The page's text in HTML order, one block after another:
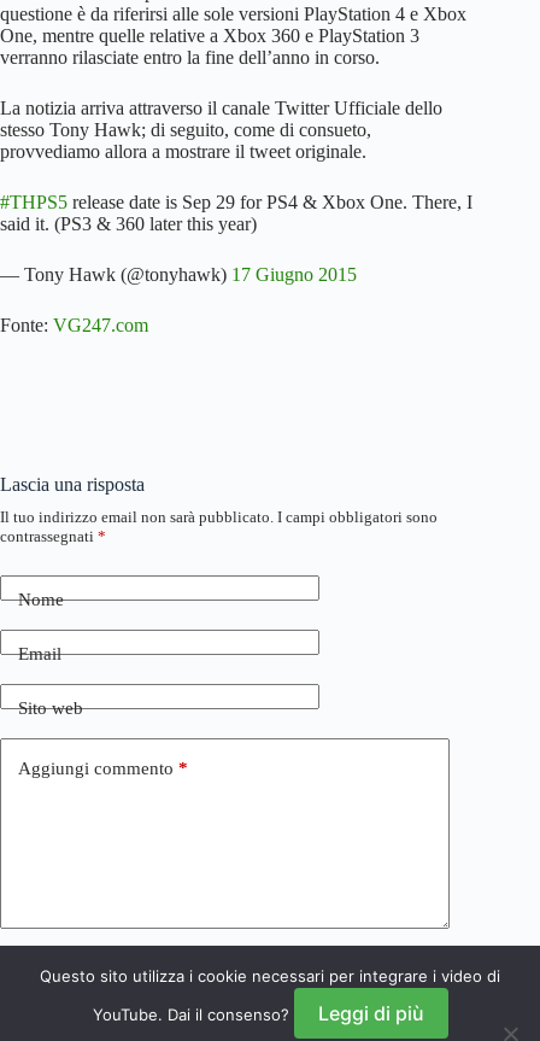
questione è da riferirsi alle sole versioni PlayStation 4 e Xbox
One, mentre quelle relative a Xbox 360 e PlayStation 3
verranno rilasciate entro la fine dell’anno in corso.
La notizia arriva attraverso il canale Twitter Ufficiale dello
stesso Tony Hawk; di seguito, come di consueto,
provvediamo allora a mostrare il tweet originale.
#THPS5 release date is Sep 29 for PS4 & Xbox One. There, I
said it. (PS3 & 360 later this year)
— Tony Hawk (@tonyhawk) 17 Giugno 2015
Fonte: VG247.com
Lascia una risposta
Il tuo indirizzo email non sarà pubblicato. I campi obbligatori sono
contrassegnati *
Nome
Email
Sito web
Aggiungi commento *
Invia commento
Questo sito utilizza i cookie necessari per integrare i video di
YouTube. Dai il consenso?
Leggi di più